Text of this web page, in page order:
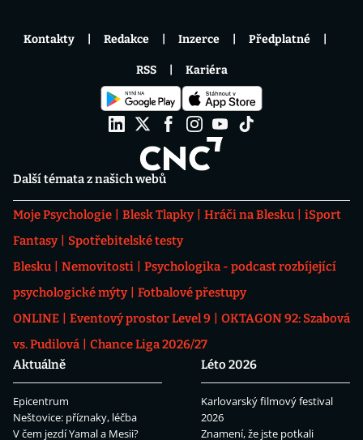
Další témata z našich webů
Moje Psychologie Blesk Tlapky Hráči na Blesku
iSport
Fantasy
Spotřebitelské testy
Blesku
Nemovitosti
Psychologika - podcast rozbíjející
psychologické mýty
Fotbalové přestupy
ONLINE
Eventový prostor Level 9
OKTAGON 92: Szabová
vs. Pudilová
Chance Liga 2026/27
Aktuálně
Epicentrum
Neštovice: příznaky, léčba
V čem jezdí Yamal a Mesii?
Léto 2026
Karlovarský filmový festival
2026
Znamení, že jste potkali
Kontakty Redakce Inzerce Předplatné
RSS Kariéra